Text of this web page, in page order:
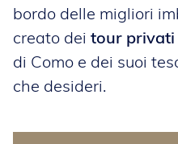
bordo delle migliori
creato dei tour privati
di Como e dei suoi
che desideri.